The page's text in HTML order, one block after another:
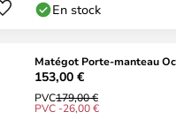
En stock
Matégot Porte-manteau
153,00 €
PVC179,00 €
PVC -26,00 €